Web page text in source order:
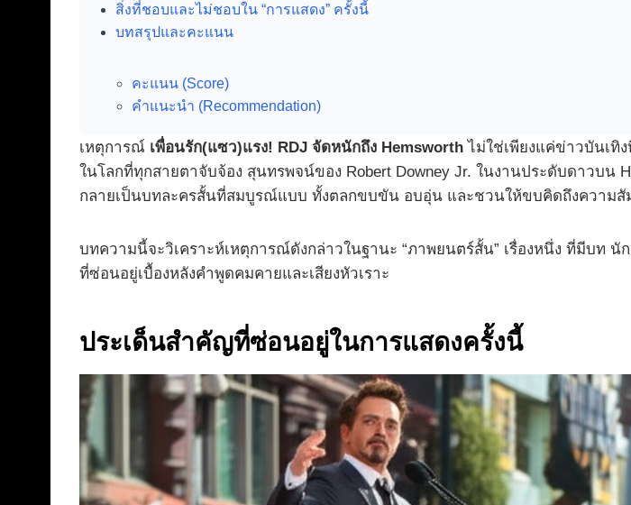
สิ่งที่ชอบและไม่ชอบใน “การแสดง” ครั้งนี้
บทสรุปและคะแนน
คะแนน (Score)
คำแนะนำ (Recommendation)
เหตุการณ์ เพื่อนรัก(แซว)แรง! RDJ จัดหนักถึง Hemsworth ไม่ใช่เพียงแค่ข่าวบันเทิ
ในโลกที่ทุกสายตาจับจ้อง สุนทรพจน์ของ Robert Downey Jr. ในงานประดับดาวบน
กลายเป็นบทละครสั้นที่สมบูรณ์แบบ ทั้งตลกขบขัน อบอุ่น และชวนให้ขบคิดถึงความ
บทความนี้จะวิเคราะห์เหตุการณ์ดังกล่าวในฐานะ “ภาพยนตร์สั้น” เรื่องหนึ่ง ที่มีบท
ที่ซ่อนอยู่เบื้องหลังคำพูดคมคายและเสียงหัวเราะ
ประเด็นสำคัญที่ซ่อนอยู่ในการแสดงครั้งนี้